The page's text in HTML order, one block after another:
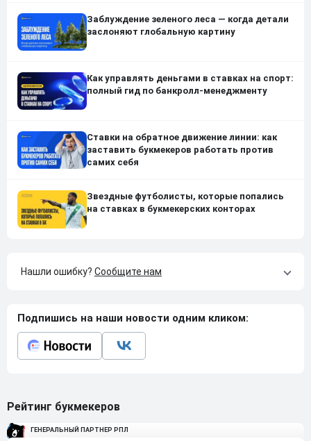
Заблуждение зеленого леса — когда детали
заслоняют глобальную картину
Как управлять деньгами в ставках на спорт:
полный гид по банкролл-менеджменту
Ставки на обратное движение линии: как
заставить букмекеров работать против
самих себя
Звездные футболисты, которые попались
на ставках в букмекерских конторах
Нашли ошибку? Сообщите нам
Подпишись на наши новости одним кликом:
Рейтинг букмекеров
ГЕНЕРАЛЬНЫЙ ПАРТНЕР РПЛ